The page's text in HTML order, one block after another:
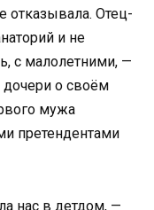
отказывала. Отец-
и не
с малолетними, —
дочери о своём
мужа
претендентами
нас в детдом, —